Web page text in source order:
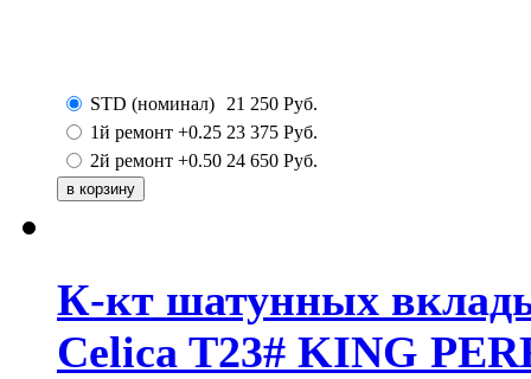
STD (номинал) 21 250 Руб.
1й ремонт +0.25 23 375 Руб.
2й ремонт +0.50 24 650 Руб.
К-кт шатунных
Celica T23# KING